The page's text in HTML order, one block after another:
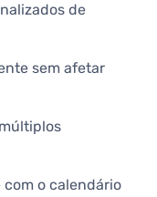
de
sem afetar
o calendário